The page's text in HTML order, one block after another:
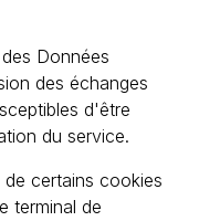
Données
des échanges
d'être
du service.
de certains cookies
terminal de